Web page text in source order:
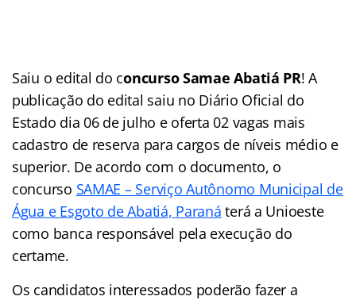
Saiu o edital do concurso Samae Abatiá PR! A
publicação do edital saiu no Diário Oficial do
Estado dia 06 de julho e oferta 02 vagas mais
cadastro de reserva para cargos de níveis médio e
superior. De acordo com o documento, o
concurso SAMAE – Serviço Autônomo Municipal de
Água e Esgoto de Abatiá, Paraná terá a Unioeste
como banca responsável pela execução do
certame.
Os candidatos interessados poderão fazer a